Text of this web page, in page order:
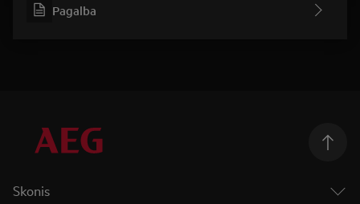
Pagalba
Skonis